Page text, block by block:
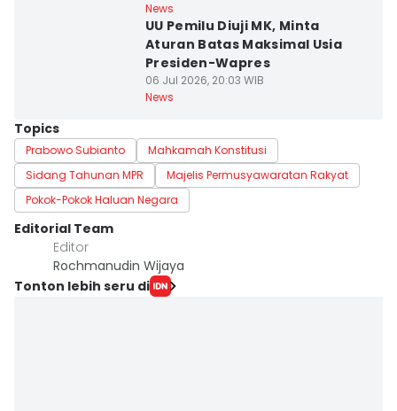
News
UU Pemilu Diuji MK, Minta
Aturan Batas Maksimal Usia
Presiden-Wapres
06 Jul 2026, 20:03 WIB
News
Topics
Prabowo Subianto
Mahkamah Konstitusi
Sidang Tahunan MPR
Majelis Permusyawaratan Rakyat
Pokok-Pokok Haluan Negara
Editorial Team
Editor
Rochmanudin Wijaya
Tonton lebih seru di